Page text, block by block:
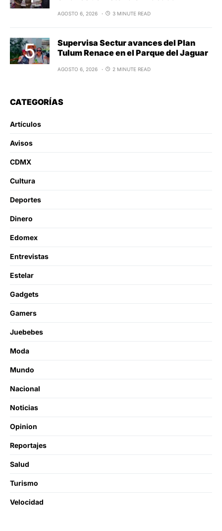
AGOSTO 6, 2026 3 MINUTE READ
Supervisa Sectur avances del Plan
Tulum Renace en el Parque del Jaguar
AGOSTO 6, 2026 2 MINUTE READ
CATEGORÍAS
Artículos
Avisos
CDMX
Cultura
Deportes
Dinero
Edomex
Entrevistas
Estelar
Gadgets
Gamers
Juebebes
Moda
Mundo
Nacional
Noticias
Opinion
Reportajes
Salud
Turismo
Velocidad